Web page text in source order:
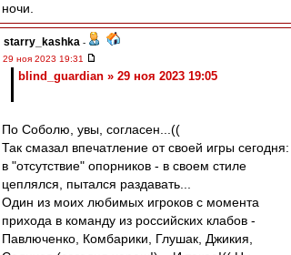
ночи.
starry_kashka -
29 ноя 2023 19:31
blind_guardian » 29 ноя 2023 19:05
По Соболю, увы, согласен...((
Так смазал впечатление от своей игры сегодня:
в "отсутствие" опорников - в своем стиле
цеплялся, пытался раздавать...
Один из моих любимых игроков с момента
прихода в команду из российских клабов -
Павлюченко, Комбарики, Глушак, Джикия,